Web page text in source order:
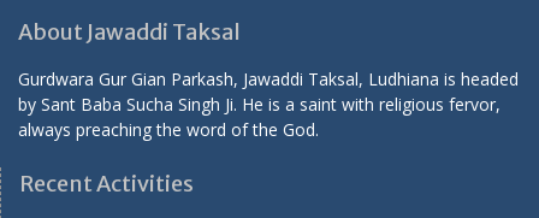
About Jawaddi Taksal
Gurdwara Gur Gian Parkash, Jawaddi Taksal, Ludhiana is headed
by Sant Baba Sucha Singh Ji. He is a saint with religious fervor,
always preaching the word of the God.
Recent Activities